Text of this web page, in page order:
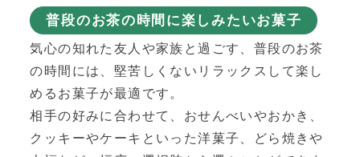
普段のお茶の時間に楽しみたいお菓子
気心の知れた友人や家族と過ごす、普段のお茶
の時間には、堅苦しくないリラックスして楽し
めるお菓子が最適です。
相手の好みに合わせて、おせんべいやおかき、
クッキーやケーキといった洋菓子、どら焼きや